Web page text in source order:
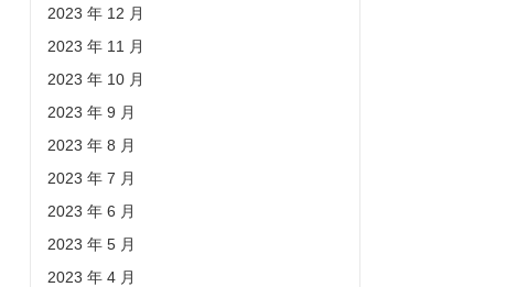
2023 年 12 月
2023 年 11 月
2023 年 10 月
2023 年 9 月
2023 年 8 月
2023 年 7 月
2023 年 6 月
2023 年 5 月
2023 年 4 月